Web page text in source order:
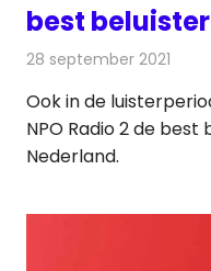
best
28 september 2021
Ook in de
NPO Radio 2 de
Nederland.